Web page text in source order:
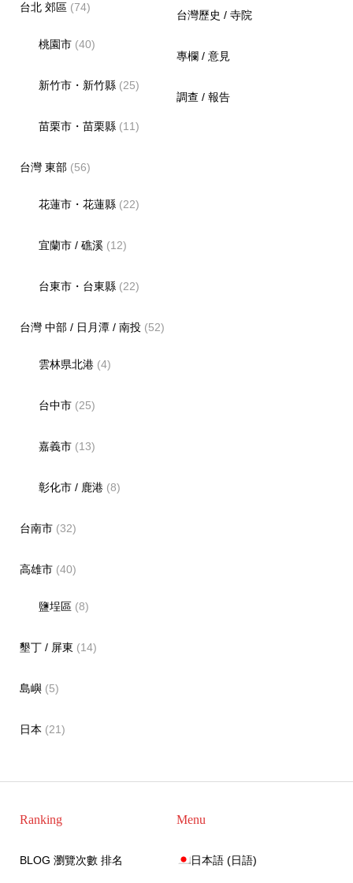
台北 郊區(74)
桃園市 (40)
新竹市・新竹縣 (25)
苗栗市・苗栗縣 (11)
台灣 東部(56)
花蓮市・花蓮縣 (22)
宜蘭市 / 礁溪 (12)
台東市・台東縣 (22)
台灣 中部 / 日月潭 / 南投(52)
雲林県北港 (4)
台中市 (25)
嘉義市 (13)
彰化市 / 鹿港 (8)
台南市(32)
高雄市(40)
鹽埕區 (8)
墾丁 / 屏東 (14)
島嶼(5)
日本 (21)
台灣歷史 / 寺院
專欄 / 意見
調查 / 報告
Ranking
BLOG 瀏覽次數 排名
Menu
日本語 (日語)